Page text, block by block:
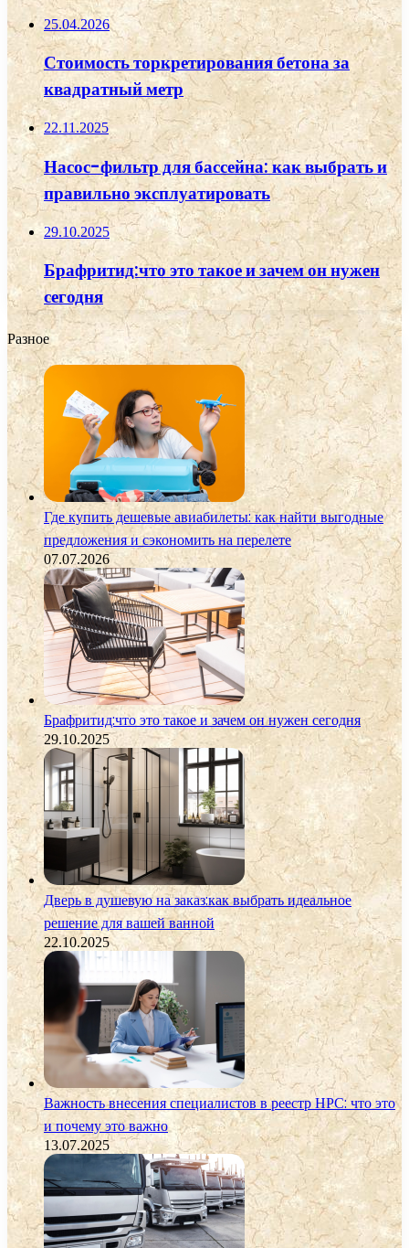
25.04.2026
Стоимость торкретирования бетона за
квадратный метр
22.11.2025
Насос-фильтр для бассейна: как выбрать и
правильно эксплуатировать
29.10.2025
Брафритид:что это такое и зачем он нужен
сегодня
Разное
Где купить дешевые авиабилеты: как найти выгодные
предложения и сэкономить на перелете
07.07.2026
Брафритид:что это такое и зачем он нужен сегодня
29.10.2025
Дверь в душевую на заказ:как выбрать идеальное
решение для вашей ванной
22.10.2025
Важность внесения специалистов в реестр НРС: что это
и почему это важно
13.07.2025